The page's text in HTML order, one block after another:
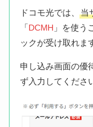
ドコモ光では、当
「 DCMH 」を使う
ックが受け取れま
申し込み画面の優
ず入力してくださ